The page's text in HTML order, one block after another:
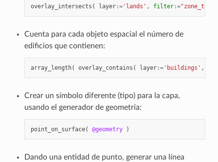
overlay_intersects ( layer:='lands' , filter:="zone_type"
Cuenta para cada objeto espacial el número de
edificios que contienen:
array_length( overlay_contains ( layer:='buildings' ,
Crear un símbolo diferente (tipo) para la capa,
usando el generador de geometría:
point_on_surface( @geometry )
Dando una entidad de punto, generar una línea